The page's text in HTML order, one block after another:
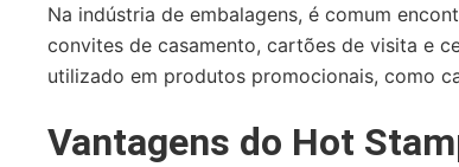
Na indústria de embalagens, é comum
convites de casamento, cartões de visita e
utilizado em produtos promocionais, como
Vantagens do Hot